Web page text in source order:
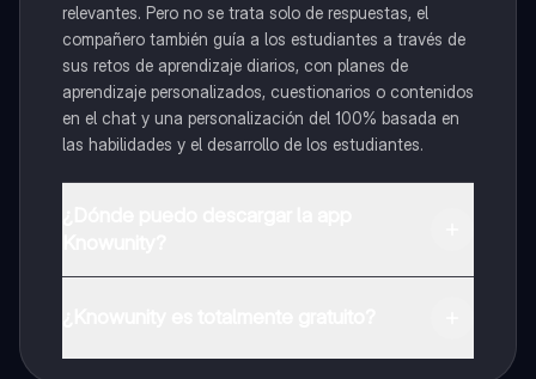
relevantes. Pero no se trata solo de respuestas, el
compañero también guía a los estudiantes a través de
sus retos de aprendizaje diarios, con planes de
aprendizaje personalizados, cuestionarios o contenidos
en el chat y una personalización del 100% basada en
las habilidades y el desarrollo de los estudiantes.